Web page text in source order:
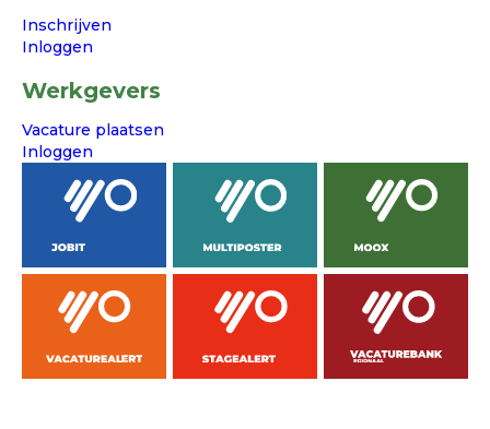
Inschrijven
Inloggen
Werkgevers
Vacature plaatsen
Inloggen